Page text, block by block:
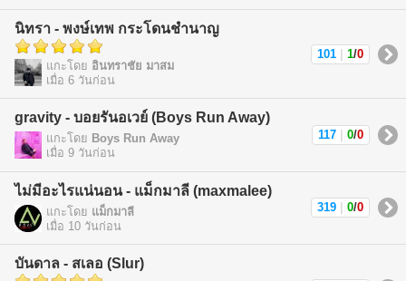
นิทรา - พงษ์เทพ กระโดนชำนาญ
แกะโดย อินทราชัย มาสม
เมื่อ 6 วันก่อน
101 1/0
gravity - บอยรันอเวย์ (Boys Run Away)
แกะโดย Boys Run Away
เมื่อ 9 วันก่อน
117 0/0
ไม่มีอะไรแน่นอน - แม็กมาลี (maxmalee)
แกะโดย แม็กมาลี
เมื่อ 10 วันก่อน
319 0/0
บันดาล - สเลอ (Slur)